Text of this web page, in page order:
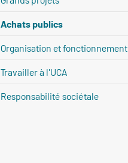
Achats publics
Organisation et fonctionnement
Travailler à l'UCA
Responsabilité sociétale